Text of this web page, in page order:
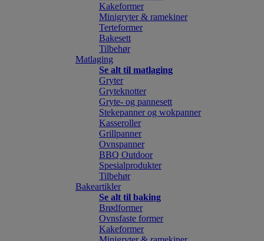
Kakeformer
Minigryter & ramekiner
Terteformer
Bakesett
Tilbehør
Matlaging
Se alt til matlaging
Gryter
Gryteknotter
Gryte- og pannesett
Stekepanner og wokpanner
Kasseroller
Grillpanner
Ovnspanner
BBQ Outdoor
Spesialprodukter
Tilbehør
Bakeartikler
Se alt til baking
Brødformer
Ovnsfaste former
Kakeformer